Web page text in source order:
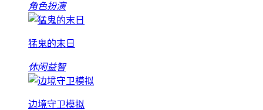
角色扮演
猛鬼的末日
休闲益智
边境守卫模拟